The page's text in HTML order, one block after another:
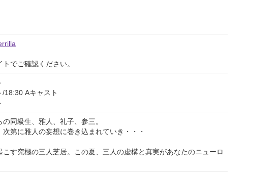
でご確認ください。
18:30 Aキャスト
同級生、雅人、礼子、参三。
第に雅人の妄想に巻き込まれていき・・・
す究極の三人芝居。この夏、三人の虚構と真実があなたのニューロ